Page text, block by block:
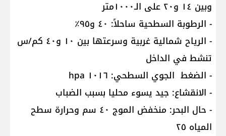
وبين ١٤ و٢٠ على الـ١٠٠٠متر
- الرطوبة السطحية ساحلاً: ٤٠ و٩٥٪
- الرياح شمالية غربية وسرعتها بين ١٠ و٤٠ كم/س
تنشط في الداخل
- الضغط الجوي السطحي: ١٠١٦ hpa
- الانقشاع: جيد يسوء محليا بسبب الضباب
- حال البحر: منخفض الموج ٤٠ سم وحرارة سطح
المياه ٢٥